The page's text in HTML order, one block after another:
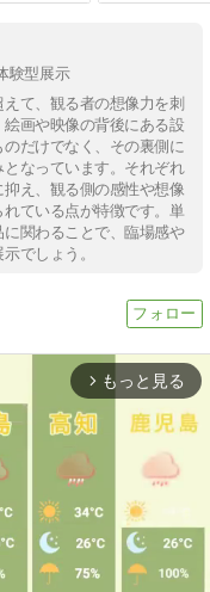
験型展示
て、観る者の想像力を刺
画や映像の背後にある設
だけでなく、その裏側に
なっています。それぞれ
え、観る側の感性や想像
ている点が特徴です。単
関わることで、臨場感や
でしょう。
arrow_forward_ios もっと見る